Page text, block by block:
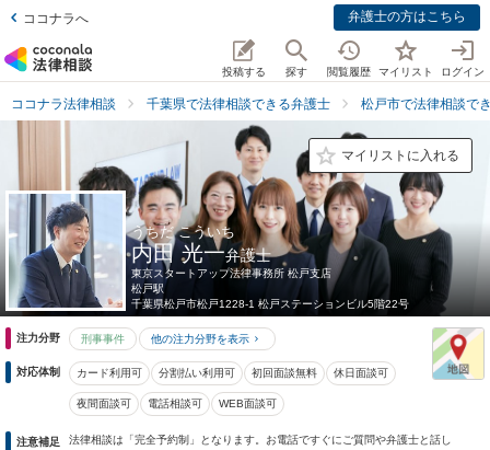
ココナラへ 弁護士の方はこちら
投稿する 探す 閲覧履歴 マイリスト ログイン
ココナラ法律相談 千葉県で法律相談できる弁護士 松戸市で法律相談で
マイリストに入れる
うちだ こういち
内田 光一弁護士
東京スタートアップ法律事務所 松戸支店
松戸駅
千葉県松戸市松戸1228-1 松戸ステーションビル5階22号
注力分野 刑事事件 他の注力分野を表示
対応体制 カード利用可 分割払い利用可 初回面談無料 休日面談可
夜間面談可 電話相談可 WEB面談可
注意補足
法律相談は「完全予約制」となります。お電話ですぐにご質問や弁護士と話し